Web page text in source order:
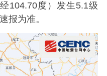
104.70度）发生5.1级
报为准。